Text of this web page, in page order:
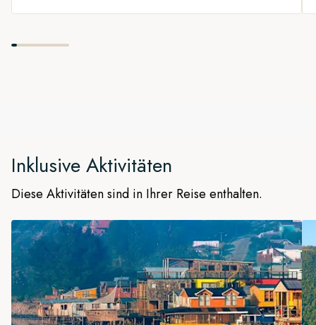
Inklusive Aktivitäten
Diese Aktivitäten sind in Ihrer Reise enthalten.